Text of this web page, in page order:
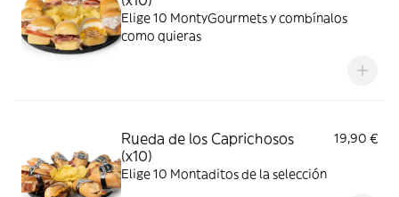
Elige 10 MontyGourmets y combínalos
como quieras
Rueda de los Caprichosos
(x10)
19,90 €
Elige 10 Montaditos de la selección